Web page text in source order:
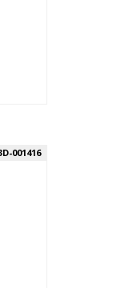
001416